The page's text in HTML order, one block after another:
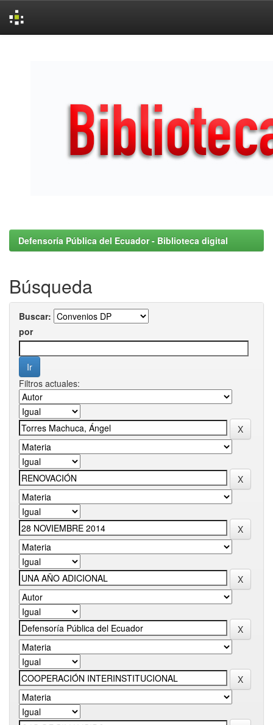
Defensoría Pública del Ecuador - Biblioteca digital
Búsqueda
Buscar:
por
Filtros actuales: